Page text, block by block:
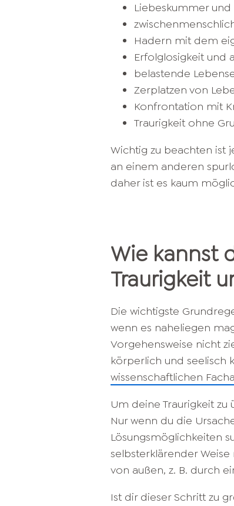
Liebeskummer und
Hadern mit dem
Erfolglosigkeit und
belastende
Zerplatzen von
Konfrontation mit
Traurigkeit ohne
Wichtig zu beachten ist
an einem anderen
daher ist es kaum
Wie kannst
Traurigkeit
Die wichtigste
wenn es naheliegen
Vorgehensweise nicht
körperlich und seelisch
wissenschaftlichen
Um deine Traurigkeit
Nur wenn du die
Lösungsmöglichkeiten
selbsterklärender
von außen, z. B. durch
Ist dir dieser Schritt zu